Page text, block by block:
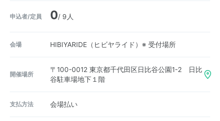
申込者/定員 0/ 9人
会場 HIBIYARIDE（ヒビヤライド）※ 受付場所
開催場所
〒100-0012 東京都千代田区日比谷公園1-2 日比
谷駐車場地下１階
支払方法 会場払い